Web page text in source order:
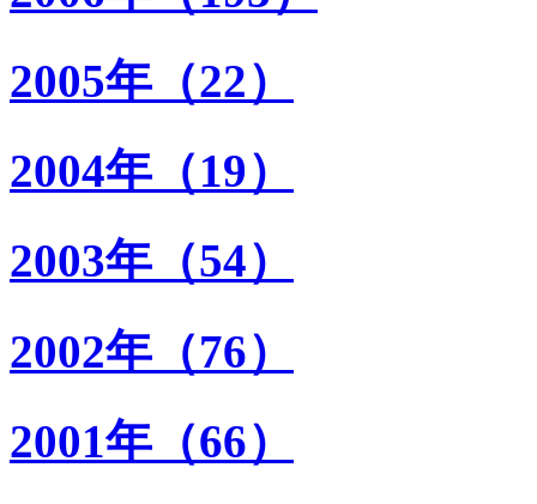
2005年（22）
2004年（19）
2003年（54）
2002年（76）
2001年（66）